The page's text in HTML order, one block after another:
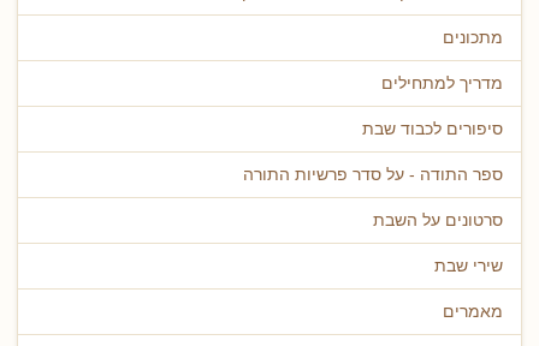
מתכונים
מדריך למתחילים
סיפורים לכבוד שבת
ספר התודה - על סדר פרשיות התורה
סרטונים על השבת
שירי שבת
מאמרים